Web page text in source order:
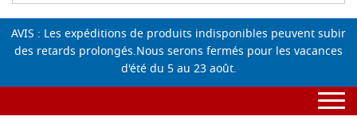
AVIS : Les expéditions de produits indisponibles peuvent subir
des retards prolongés.Nous serons fermés pour les vacances
d'été du 5 au 23 août.